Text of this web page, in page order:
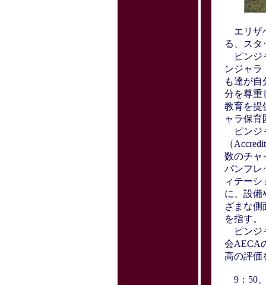
エリザ
る、スタ
ピンジ
ンジャラ
も達が
分を尊重
教育を提
ャラ保育
ピンジ
（
数のチャ
パンフレ
ィテー
に、設備
ざまな側
を指す。
ピンジ
会AECA
高の評価
9：50